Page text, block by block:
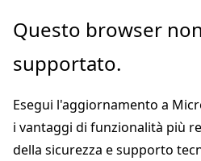
Ignora
passa
contenuto
principale
Questo browser
supportato.
Esegui l'aggiornamento a
i vantaggi di funzionalità più
della sicurezza e supporto